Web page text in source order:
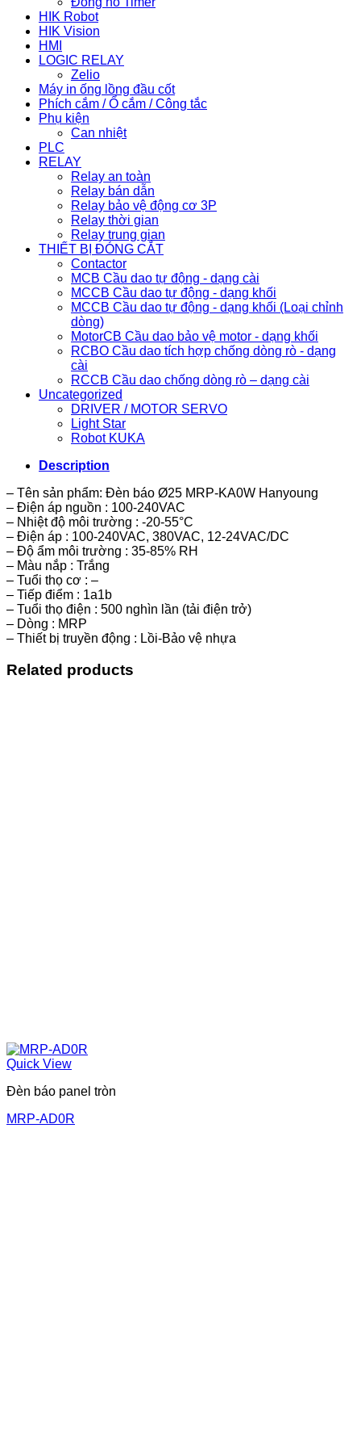
HIK Robot
HIK Vision
HMI
LOGIC RELAY
Zelio
Máy in ống lồng đầu cốt
Phích cắm / Ổ cắm / Công tắc
Phụ kiện
Can nhiệt
PLC
RELAY
Relay an toàn
Relay bán dẫn
Relay bảo vệ động cơ 3P
Relay thời gian
Relay trung gian
THIẾT BỊ ĐÓNG CẮT
Contactor
MCB Cầu dao tự động - dạng cài
MCCB Cầu dao tự động - dạng khối
MCCB Cầu dao tự động - dạng khối (Loại chỉnh
dòng)
MotorCB Cầu dao bảo vệ motor - dạng khối
RCBO Cầu dao tích hợp chống dòng rò - dạng
cài
RCCB Cầu dao chống dòng rò – dạng cài
Uncategorized
DRIVER / MOTOR SERVO
Light Star
Robot KUKA
Description
– Tên sản phẩm: Đèn báo Ø25 MRP-KA0W Hanyoung
– Điện áp nguồn : 100-240VAC
– Nhiệt độ môi trường : -20-55°C
– Điện áp : 100-240VAC, 380VAC, 12-24VAC/DC
– Độ ẩm môi trường : 35-85% RH
– Màu nắp : Trắng
– Tuổi thọ cơ : –
– Tiếp điểm : 1a1b
– Tuổi thọ điện : 500 nghìn lần (tải điện trở)
– Dòng : MRP
– Thiết bị truyền động : Lồi-Bảo vệ nhựa
Related products
Quick View
Đèn báo panel tròn
MRP-AD0R